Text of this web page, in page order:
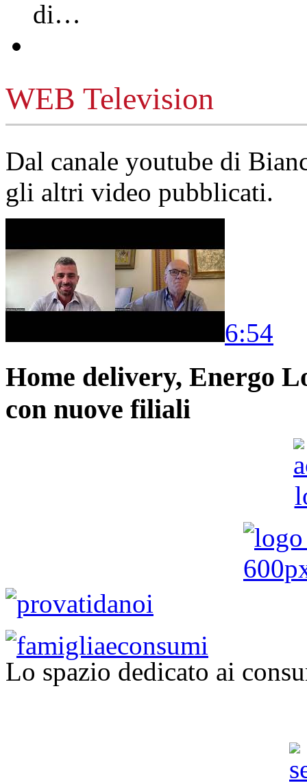
di…
WEB Television
Dal canale youtube di
gli altri video pubblicati.
6:54
Home delivery, Energo
con nuove filiali
Lo spazio dedicato ai